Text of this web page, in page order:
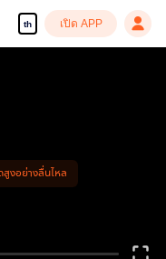
th เปิด APP
งอย่างลื่นไหล